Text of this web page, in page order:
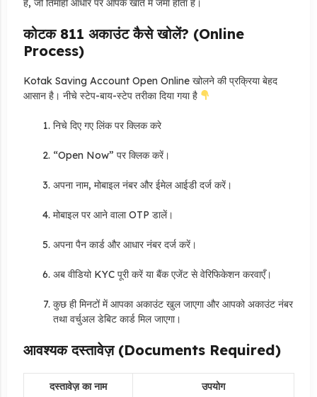
है, जो तिमाही आधार पर आपके खाते में जमा होता है।
कोटक 811 अकाउंट कैसे खोलें? (Online
Process)
Kotak Saving Account Open Online खोलने की प्रक्रिया बेहद
आसान है। नीचे स्टेप-बाय-स्टेप तरीका दिया गया है
निचे दिए गए लिंक पर क्लिक करे
“Open Now” पर क्लिक करें।
अपना नाम, मोबाइल नंबर और ईमेल आईडी दर्ज करें।
मोबाइल पर आने वाला OTP डालें।
अपना पैन कार्ड और आधार नंबर दर्ज करें।
अब वीडियो KYC पूरी करें या बैंक एजेंट से वेरिफिकेशन करवाएँ।
कुछ ही मिनटों में आपका अकाउंट खुल जाएगा और आपको अकाउंट नंबर
तथा वर्चुअल डेबिट कार्ड मिल जाएगा।
आवश्यक दस्तावेज़ (Documents Required)
दस्तावेज़ का नाम उपयोग